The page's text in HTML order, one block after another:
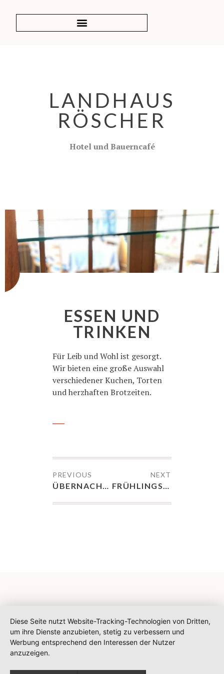
LANDHAUS
RÖSCHER
Hotel und Bauerncafé
ESSEN UND
TRINKEN
Für Leib und Wohl ist gesorgt.
Wir bieten eine große Auswahl
verschiedener Kuchen, Torten
und herzhaften Brotzeiten.
PREVIOUS NEXT
Diese Seite nutzt Website-Tracking-Technologien von Dritten,
um ihre Dienste anzubieten, stetig zu verbessern und
Werbung entsprechend den Interessen der Nutzer
anzuzeigen.